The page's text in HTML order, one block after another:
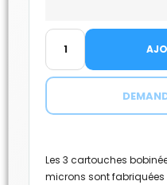
Les 3 cartouches
microns sont fabriquées